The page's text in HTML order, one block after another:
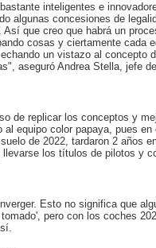
inteligentes e
algunas concesiones de
Así que creo que habrá un
cosas y ciertamente cada
un vistazo al concepto
aseguró Andrea Stella, jefe
de replicar los conceptos y
al equipo color papaya, pues en
de 2022, tardaron 2 años
los títulos de pilotos y
Esto no significa que
pero con los coches